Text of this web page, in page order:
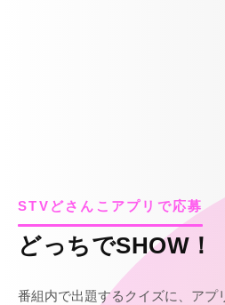
STVどさんこアプリで応募
どっちでSHOW！
番組内で出題するクイズに、アプ